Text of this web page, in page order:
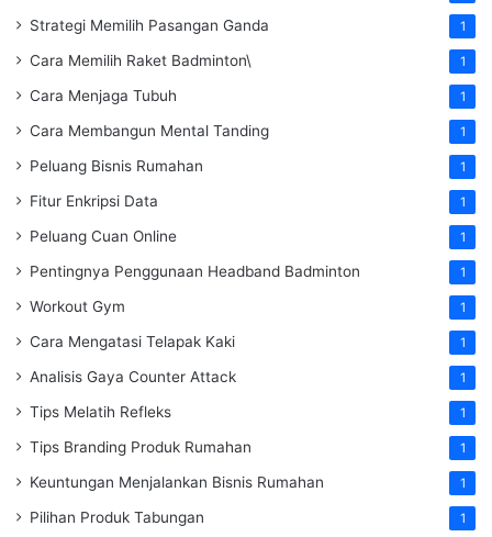
Strategi Memilih Pasangan Ganda 1
Cara Memilih Raket Badminton\ 1
Cara Menjaga Tubuh 1
Cara Membangun Mental Tanding 1
Peluang Bisnis Rumahan 1
Fitur Enkripsi Data 1
Peluang Cuan Online 1
Pentingnya Penggunaan Headband Badminton 1
Workout Gym 1
Cara Mengatasi Telapak Kaki 1
Analisis Gaya Counter Attack 1
Tips Melatih Refleks 1
Tips Branding Produk Rumahan 1
Keuntungan Menjalankan Bisnis Rumahan 1
Pilihan Produk Tabungan 1